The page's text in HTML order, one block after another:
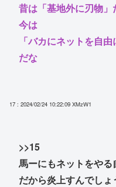
昔は「基地外に刃物」
今は
「バカにネットを自由
だな
17 : 2024/02/24 10:22:09 XMzW1
>>15
馬ーにもネットをや
だから炎上すんでしょ